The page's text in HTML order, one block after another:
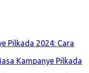
Pilkada 2024: Cara
Kampanye Pilkada